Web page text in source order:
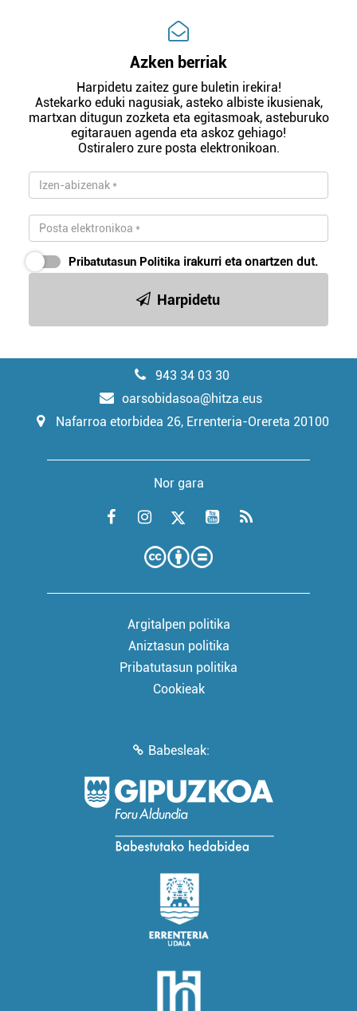
Azken berriak
Harpidetu zaitez gure buletin irekira!
Astekarko eduki nagusiak, asteko albiste ikusienak,
martxan ditugun zozketa eta egitasmoak, asteburuko
egitarauen agenda eta askoz gehiago!
Ostiralero zure posta elektronikoan.
Pribatutasun Politika irakurri eta onartzen dut.
Harpidetu
943 34 03 30
oarsobidasoa@hitza.eus
Nafarroa etorbidea 26, Errenteria-Orereta 20100
Nor gara
Argitalpen politika
Aniztasun politika
Pribatutasun politika
Cookieak
Babesleak: